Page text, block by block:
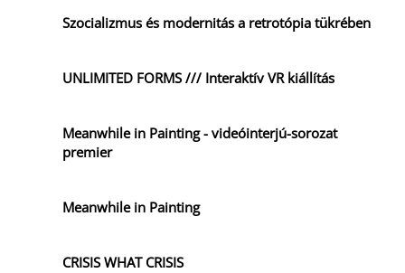
Szocializmus és modernitás a retrotópia tükrében
UNLIMITED FORMS /// Interaktív VR kiállítás
Meanwhile in Painting - videóinterjú-sorozat
premier
Meanwhile in Painting
CRISIS WHAT CRISIS